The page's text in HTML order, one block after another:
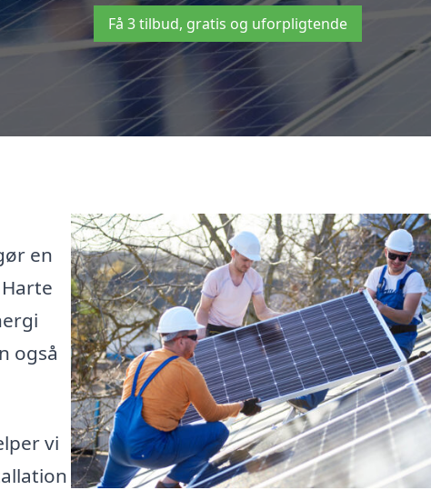
Få 3 tilbud, gratis og uforpligtende
en
også
vi